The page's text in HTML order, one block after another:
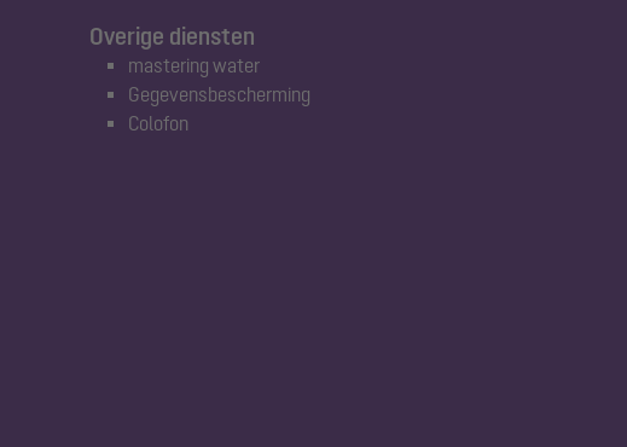
Overige diensten
mastering water
Gegevensbescherming
Colofon